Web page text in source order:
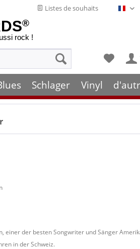
Listes de souhaits
®
rock !
Schlager Vinyl
einer der besten Songwriter und Sänger
in der Schweiz.